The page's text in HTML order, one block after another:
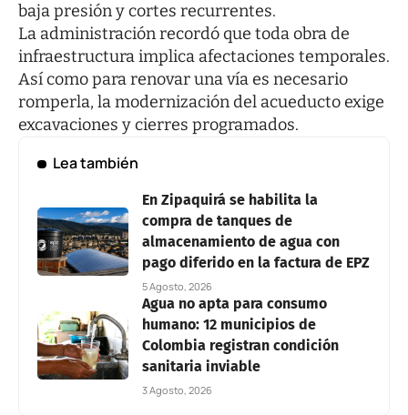
baja presión y cortes recurrentes.
La administración recordó que toda obra de
infraestructura implica afectaciones temporales.
Así como para renovar una vía es necesario
romperla, la modernización del acueducto exige
excavaciones y cierres programados.
Lea también
En Zipaquirá se habilita la
compra de tanques de
almacenamiento de agua con
pago diferido en la factura de EPZ
5 Agosto, 2026
Agua no apta para consumo
humano: 12 municipios de
Colombia registran condición
sanitaria inviable
3 Agosto, 2026